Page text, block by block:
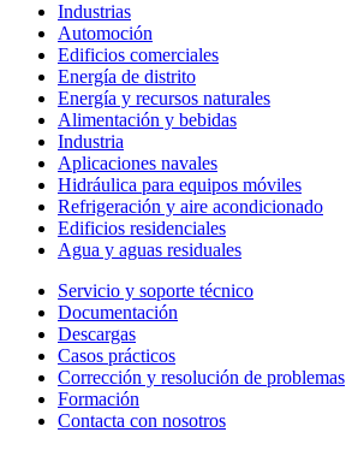
Industrias
Automoción
Edificios comerciales
Energía de distrito
Energía y recursos naturales
Alimentación y bebidas
Industria
Aplicaciones navales
Hidráulica para equipos móviles
Refrigeración y aire acondicionado
Edificios residenciales
Agua y aguas residuales
Servicio y soporte técnico
Documentación
Descargas
Casos prácticos
Corrección y resolución de problemas
Formación
Contacta con nosotros